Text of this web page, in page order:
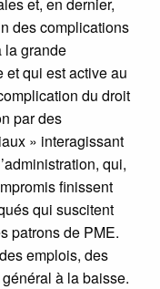
des complications
la grande
qui est active au
du droit
par des
» interagissant
qui,
finissent
qui suscitent
patrons de PME.
emplois, des
à la baisse.